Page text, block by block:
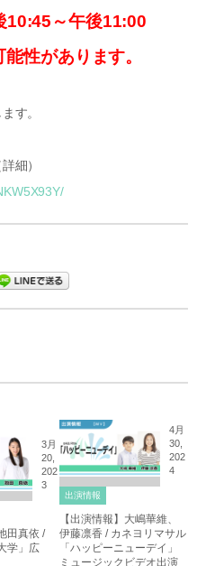
10:45～午後11:00
性があります。
す。
細）
3月
20,
202
3
田真依 /
学」広
4月
30,
202
4
出演情報
【出演情報】大嶋華維、
伊藤凛香 / カネヨリマサル
「ハッピーニューデイ」
ミュージックビデオ出演